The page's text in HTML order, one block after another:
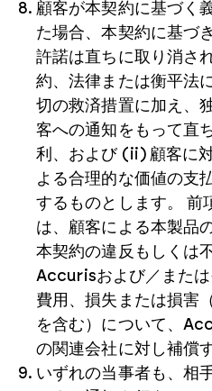
顧客が本契約に基づく
た場合、本契約に基づ
許諾は直ちに取り消さ
約、法律または衡平法
切の救済措置に加え、
客への通知をもって直
利、および (ii) 顧客に
よる合理的な価値の支
するものとします。 前
は、顧客による本製品
本契約の違反もしくは
Accurisおよび／また
費用、損失または損害
を含む）について、
の関連会社に対し補償
いずれの当事者も、相